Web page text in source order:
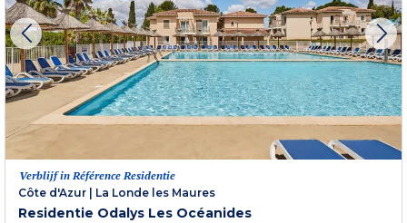
Verblijf in Référence Residentie
Côte d'Azur
La Londe les Maures
Residentie Odalys Les Océanides